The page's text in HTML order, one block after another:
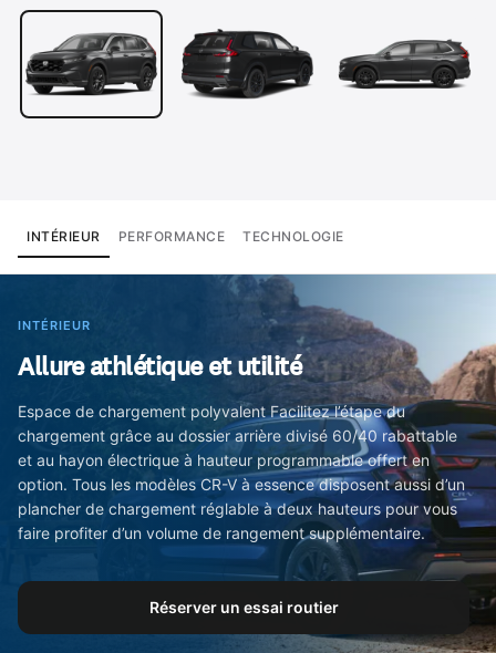
INTÉRIEUR PERFORMANCE TECHNOLOGIE
INTÉRIEUR
Allure athlétique et utilité
Espace de chargement polyvalent Facilitez l’étape du
chargement grâce au dossier arrière divisé 60/40 rabattable
et au hayon électrique à hauteur programmable offert en
option. Tous les modèles CR-V à essence disposent aussi d’un
plancher de chargement réglable à deux hauteurs pour vous
faire profiter d’un volume de rangement supplémentaire.
Réserver un essai routier